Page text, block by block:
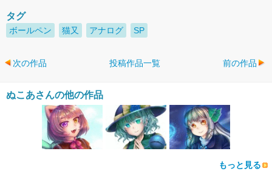
タグ
ボールペン 猫又 アナログ SP
次の作品 投稿作品一覧 前の作品
ぬこあさんの他の作品
もっと見る